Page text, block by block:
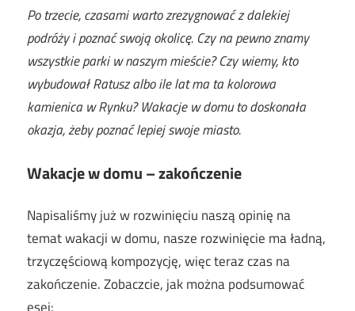
Po trzecie, czasami warto zrezygnować z dalekiej
podróży i poznać swoją okolicę. Czy na pewno znamy
wszystkie parki w naszym mieście? Czy wiemy, kto
wybudował Ratusz albo ile lat ma ta kolorowa
kamienica w Rynku? Wakacje w domu to doskonała
okazja, żeby poznać lepiej swoje miasto.
Wakacje w domu – zakończenie
Napisaliśmy już w rozwinięciu naszą opinię na
temat wakacji w domu, nasze rozwinięcie ma ładną,
trzyczęściową kompozycję, więc teraz czas na
zakończenie. Zobaczcie, jak można podsumować